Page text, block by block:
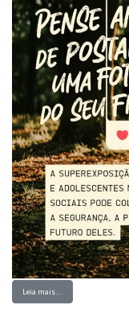
Leia mais…